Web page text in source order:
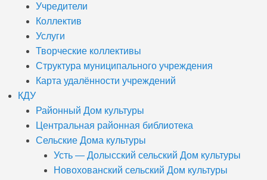
Учредители
Коллектив
Услуги
Творческие коллективы
Структура муниципального учреждения
Карта удалённости учреждений
КДУ
Районный Дом культуры
Центральная районная библиотека
Сельские Дома культуры
Усть — Долысский сельский Дом культуры
Новохованский сельский Дом культуры